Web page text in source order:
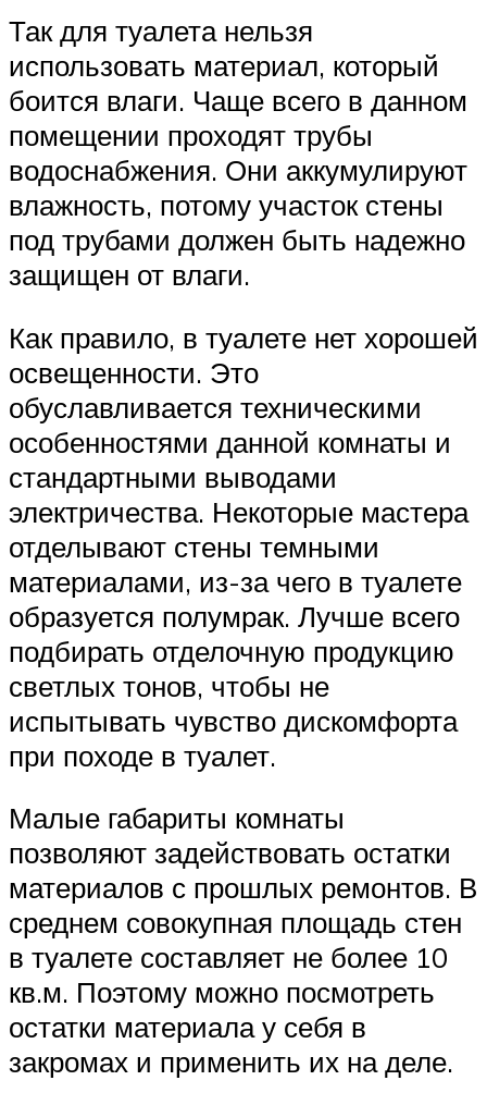
Так для туалета нельзя
использовать материал, который
боится влаги. Чаще всего в данном
помещении проходят трубы
водоснабжения. Они аккумулируют
влажность, потому участок стены
под трубами должен быть надежно
защищен от влаги.
Как правило, в туалете нет хорошей
освещенности. Это
обуславливается техническими
особенностями данной комнаты и
стандартными выводами
электричества. Некоторые мастера
отделывают стены темными
материалами, из-за чего в туалете
образуется полумрак. Лучше всего
подбирать отделочную продукцию
светлых тонов, чтобы не
испытывать чувство дискомфорта
при походе в туалет.
Малые габариты комнаты
позволяют задействовать остатки
материалов с прошлых ремонтов. В
среднем совокупная площадь стен
в туалете составляет не более 10
кв.м. Поэтому можно посмотреть
остатки материала у себя в
закромах и применить их на деле.